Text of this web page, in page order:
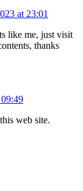
at 23:01
like me, just visit
thanks
web site.